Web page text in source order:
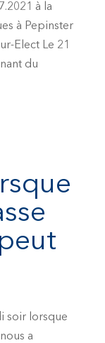
à la
à Pepinster
Elect Le 21
du
soir lorsque
a